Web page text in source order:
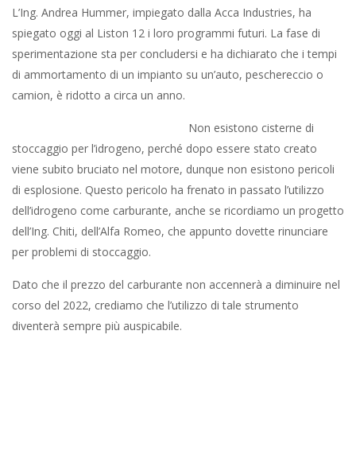
L’Ing. Andrea Hummer, impiegato dalla Acca Industries, ha
spiegato oggi al Liston 12 i loro programmi futuri. La fase di
sperimentazione sta per concludersi e ha dichiarato che i tempi
di ammortamento di un impianto su un’auto, peschereccio o
camion, è ridotto a circa un anno.
Non esistono cisterne di
stoccaggio per l’idrogeno, perché dopo essere stato creato
viene subito bruciato nel motore, dunque non esistono pericoli
di esplosione. Questo pericolo ha frenato in passato l’utilizzo
dell’idrogeno come carburante, anche se ricordiamo un progetto
dell’Ing. Chiti, dell’Alfa Romeo, che appunto dovette rinunciare
per problemi di stoccaggio.
Dato che il prezzo del carburante non accennerà a diminuire nel
corso del 2022, crediamo che l’utilizzo di tale strumento
diventerà sempre più auspicabile.